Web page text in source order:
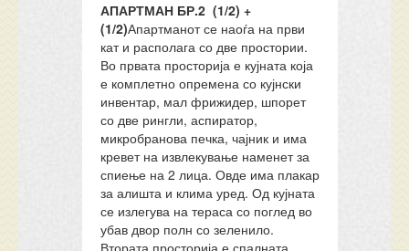
АПАРТМАН БР.2 (1/2) +
(1/2)Апартманот се наоѓа на први
кат и располага со две простории.
Во првата просторија е кујната која
е комплетно опремена со кујнски
инвентар, мал фрижидер, шпорет
со две рингли, аспиратор,
микробранова печка, чајник и има
кревет на извлекување наменет за
спиење на 2 лица. Овде има плакар
за алишта и клима уред. Од кујната
се излегува на тераса со поглед во
убав двор полн со зеленило.
Втората просторија е спалната